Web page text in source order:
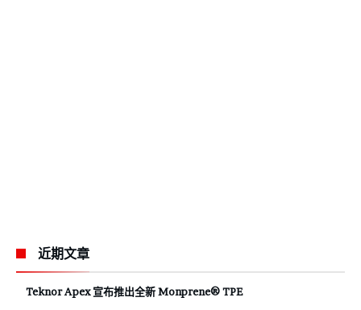
近期文章
Teknor Apex 宣布推出全新 Monprene® TPE